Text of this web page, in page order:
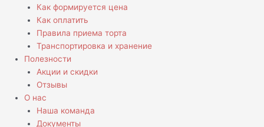
Как формируется цена
Как оплатить
Правила приема торта
Транспортировка и хранение
Полезности
Акции и скидки
Отзывы
О нас
Наша команда
Документы